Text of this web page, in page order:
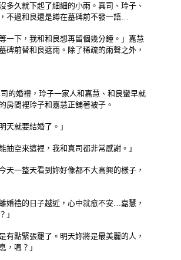
久就下起了細細的小雨。真司、玲子、
不過和良還是蹲在墓碑前不發一語…
下，我和和良想再留個幾分鐘。」嘉慧
碑前替和良遮雨。除了稀疏的雨聲之外，
婚禮，玲子一家人和嘉慧、和良蠻早就
房間裡玲子和嘉慧正舖著被子。
就要結婚了。」
空來這裡，我和真司都非常感謝。」
一整天看到妳好像都不大高興的樣子，
禮的日子越近，心中就愈不安…嘉慧，
」
點緊張罷了。明天妳將是最美麗的人，
，嗯？」